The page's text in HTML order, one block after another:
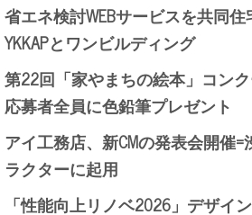
省エネ検討WEBサービスを共同住
YKKAPとワンビルディング
第22回「家やまちの絵本」コン
応募者全員に色鉛筆プレゼント
アイ工務店、新CMの発表会開催
ラクターに起用
「性能向上リノベ2026」デザイ